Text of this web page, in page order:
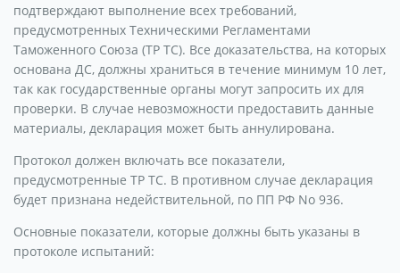
подтверждают выполнение всех требований,
предусмотренных Техническими Регламентами
Таможенного Союза (ТР ТС). Все доказательства, на которых
основана ДС, должны храниться в течение минимум 10 лет,
так как государственные органы могут запросить их для
проверки. В случае невозможности предоставить данные
материалы, декларация может быть аннулирована.
Протокол должен включать все показатели,
предусмотренные ТР ТС. В противном случае декларация
будет признана недействительной, по ПП РФ No 936.
Основные показатели, которые должны быть указаны в
протоколе испытаний: